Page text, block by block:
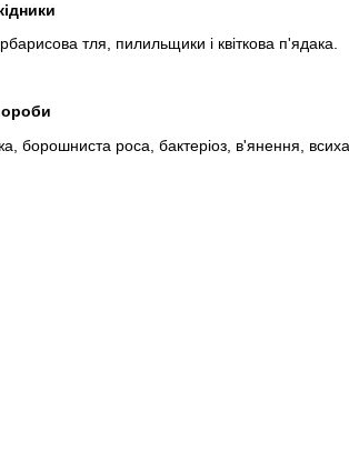
тля, пилильщики і квіткова п'ядака.
борошниста роса, бактеріоз, в'янення,